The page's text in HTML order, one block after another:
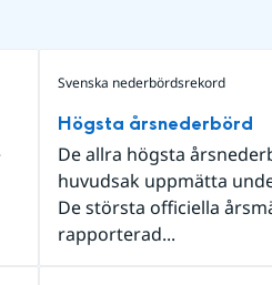
Svenska nederbördsrekord
Högsta årsnederbörd
De allra högsta
huvudsak uppmätta
De största officiella
rapporterad...